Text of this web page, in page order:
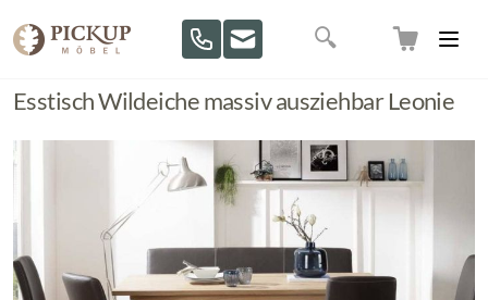
Suche
Esstisch Wildeiche massiv ausziehbar Leonie